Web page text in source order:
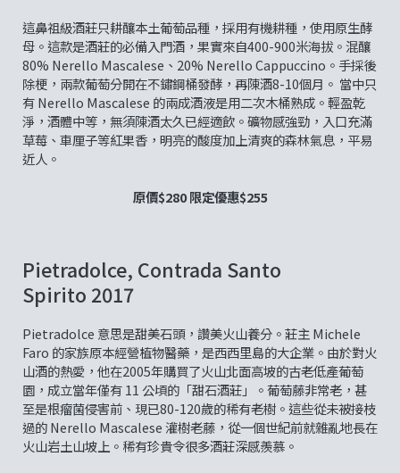
這鼻祖級酒莊只耕釀本土葡萄品種，採用有機耕種，使用原生酵
母。這款是酒莊的必備入門酒，果實來自400-900米海拔。混釀
80% Nerello Mascalese、20% Nerello Cappuccino。手採後
除梗，兩款葡萄分開在不鏽鋼桶發酵，再陳酒8-10個月。 當中只
有 Nerello Mascalese 的兩成酒液是用二次木桶熟成。輕盈乾
淨，酒體中等，無須陳酒太久已經適飲。礦物感強勁，入口充滿
草莓、車厘子等紅果香，明亮的酸度加上清爽的森林氣息，平易
近人。
原價$280 限定優惠$255
Pietradolce, Contrada Santo
Spirito 2017
Pietradolce 意思是甜美石頭，讚美火山養分。莊主 Michele
Faro 的家族原本經營植物醫藥，是西西里島的大企業。由於對火
山酒的熱愛，他在2005年購買了火山北面高坡的古老低產葡萄
園，成立當年僅有 11 公頃的「甜石酒莊」。葡萄藤非常老，甚
至是根瘤菌侵害前、現已80-120歲的稀有老樹。這些從未被接枝
過的 Nerello Mascalese 灌樹老藤，從一個世紀前就雜亂地長在
火山岩土山坡上。稀有珍貴令很多酒莊深感羨慕。